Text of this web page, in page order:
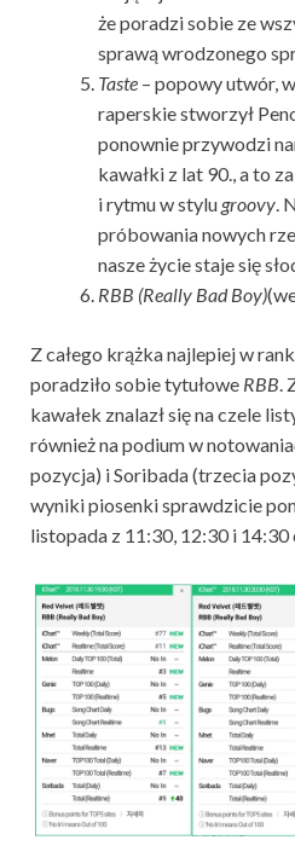
że poradzi sobie ze
sprawą wrodzonego
Taste – popowy utwór,
raperskie stworzył
ponownie przywodzi
kawałki z lat 90., a to
i rytmu w stylu groovy.
próbowania nowych
nasze życie staje się
RBB (Really Bad Boy)
Z całego krążka najlepiej w
poradziło sobie tytułowe RBB.
kawałek znalazł się na czele
również na podium w
pozycja) i Soribada (trzecia
wyniki piosenki sprawdzicie
listopada z 11:30, 12:30 i 14:30